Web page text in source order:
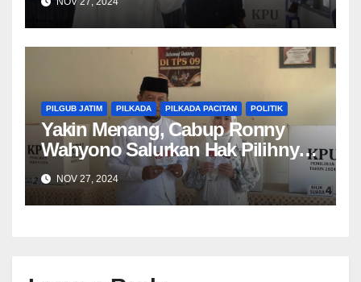
PILGUB JATIM PILKADA PILKADA PACITAN POLITIK
Yakin Menang, Cabup Ronny
Wahyono Salurkan Hak Pilihnya
di TPS 09
NOV 27, 2024